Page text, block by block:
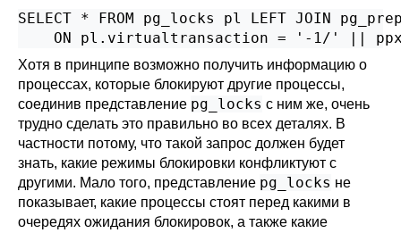
SELECT * FROM pg_locks pl LEFT JOIN
ON pl.virtualtransaction = '-1/' ||
Хотя в принципе возможно получить информацию о
процессах, которые блокируют другие процессы,
соединив представление pg_locks с ним же, очень
трудно сделать это правильно во всех деталях. В
частности потому, что такой запрос должен будет
знать, какие режимы блокировки конфликтуют с
другими. Мало того, представление pg_locks не
показывает, какие процессы стоят перед какими в
очередях ожидания блокировок, а также какие